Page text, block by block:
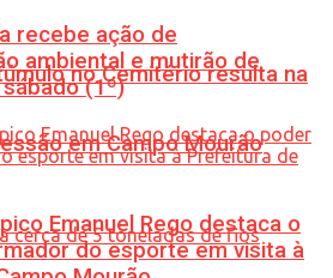
no Cemitério resulta na
em Campo Mourão
recebe ação de
ambiental e mutirão de
(1º)
Emanuel Rego destaca o
do esporte em visita à